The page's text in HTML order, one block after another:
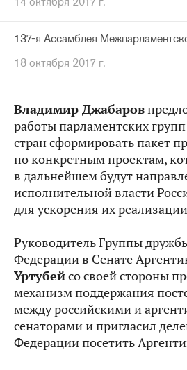
137-я Ассамблея
18 октября 2017 г.
Владимир Джабаров
работы парламентских
стран сформировать пакет
по конкретным проектам,
в дальнейшем будут
исполнительной власти
для ускорения их
Руководитель Группы
Федерации в Сенате
Уртубейсо своей стороны
механизм поддержания
между российскими и
сенаторами и пригласил
Федерации посетить